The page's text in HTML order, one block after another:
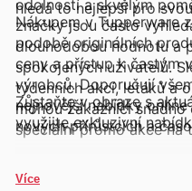
hledá to nejlepší pro
odolností a skvělým
značky jsou často
dlouhodobou hodnotu a
spokojených uživatelů.
týdenních akcí, letáků a
mohou zákazníci
speciální promo akce na
Nákupem v Tupperware
podobě originálních
ceny a přístup k častým
výrobců. Doporučují
nejnovější nabídky
nových přírůstcích a
Zůstaňte v obraze s
využijte exkluzivní
Více